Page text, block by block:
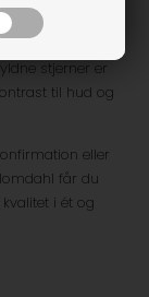
der ønsker
stjerner er
til hud og
eller
får du
i ét og